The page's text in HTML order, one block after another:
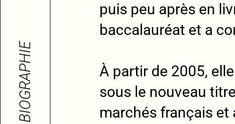
BIOGRAPHIE
puis peu après en
baccalauréat et a
À partir de 2005,
sous le nouveau
marchés français et